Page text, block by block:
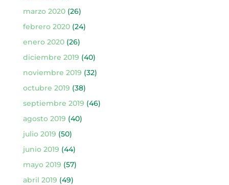
marzo 2020(26)
febrero 2020(24)
enero 2020(26)
diciembre 2019 (40)
noviembre 2019 (32)
octubre 2019 (38)
septiembre 2019 (46)
agosto 2019 (40)
julio 2019 (50)
junio 2019 (44)
mayo 2019 (57)
abril 2019 (49)